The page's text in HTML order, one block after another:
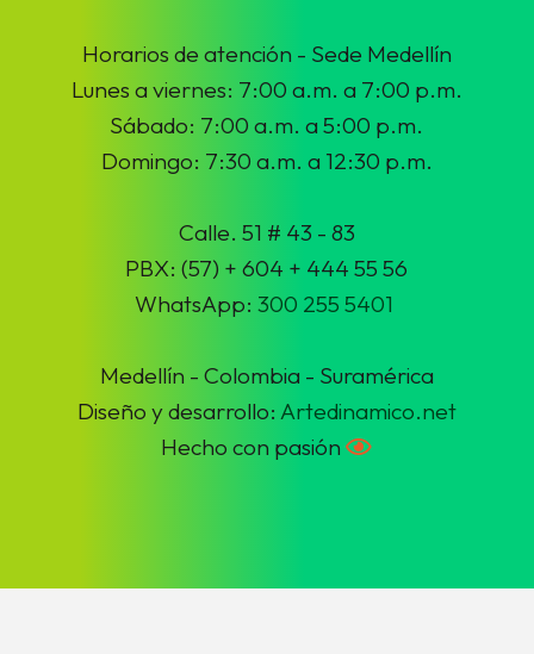
Horarios de atención - Sede Medellín
Lunes a viernes: 7:00 a.m. a 7:00 p.m.
Sábado: 7:00 a.m. a 5:00 p.m.
Domingo: 7:30 a.m. a 12:30 p.m.
Calle. 51 # 43 - 83
PBX: (57) + 604 + 444 55 56
WhatsApp:300 255 5401
Medellín - Colombia - Suramérica
Diseño y desarrollo: Artedinamico.net
Hecho con pasión